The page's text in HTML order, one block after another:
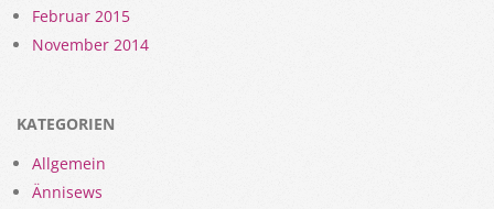
Februar 2015
November 2014
KATEGORIEN
Allgemein
Ännisews